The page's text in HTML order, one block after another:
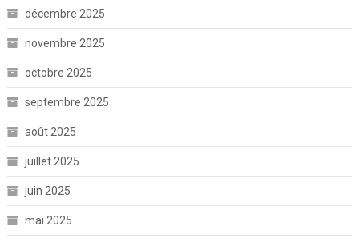
décembre 2025
novembre 2025
octobre 2025
septembre 2025
août 2025
juillet 2025
juin 2025
mai 2025